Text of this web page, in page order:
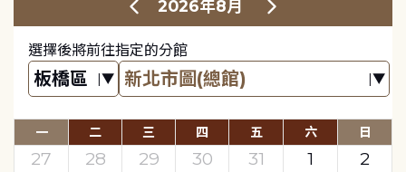
2026年8月
選擇後將前往指定的分館
一 二 三 四 五 六 日
27 28 29 30 31 1
2